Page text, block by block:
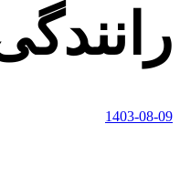
1403-08-09